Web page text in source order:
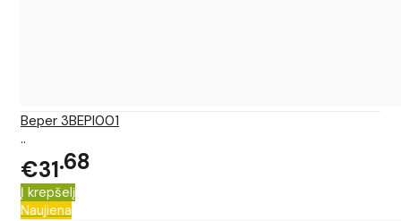
Beper 3BEPI001
..
€31 68
Į krepšelį
Naujiena